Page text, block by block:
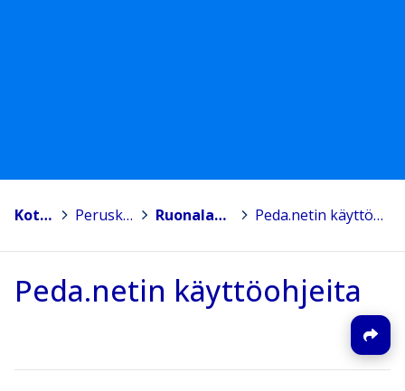
Kotka > Peruskoulut > Ruonalan koulu > Peda.netin käyttöohjeita
Peda.netin käyttöohjeita